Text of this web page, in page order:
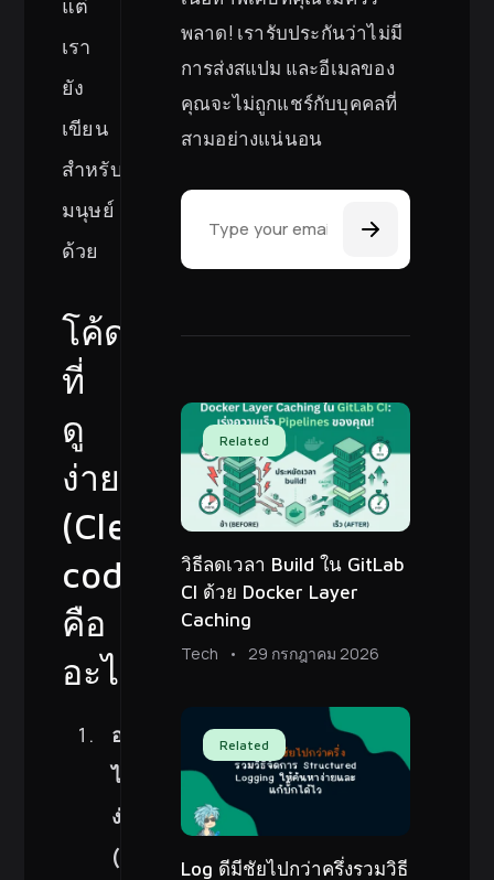
เรา
ยัง
เขียน
สำหรับ
มนุษย์
ด้วย
โค้ด
ที่
ดู
ง่าย
(Clean
code)
คือ
อะไร?
อ่าน
ได้
ง่าย
(Readability)
พลาด! เรารับประกันว่าไม่มี
การส่งสแปม และอีเมลของ
คุณจะไม่ถูกแชร์กับบุคคลที่
สามอย่างแน่นอน
Related
วิธีลดเวลา Build ใน GitLab
CI ด้วย Docker Layer
Caching
Tech 29 กรกฎาคม 2026
Related
Log ดีมีชัยไปกว่าครึ่งรวมวิธี